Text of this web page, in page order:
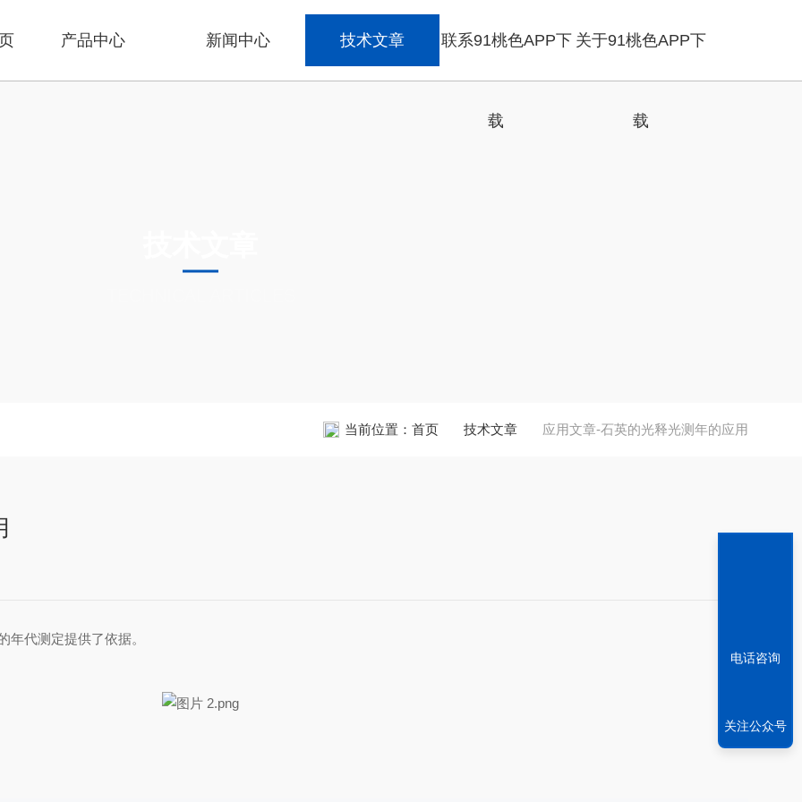
产品中心 新闻中心 技术文章 联系91桃色APP下
载
关于91桃色APP下
载
当前位置： 首页 技术文章 应用文章-石英的光释光测年的应用
代测定提供了依据。
电话咨询
关注公众号